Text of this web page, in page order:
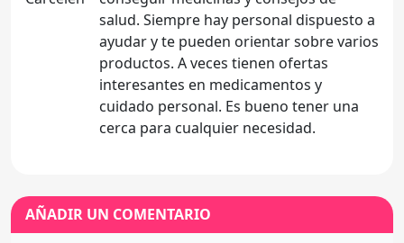
salud. Siempre hay personal dispuesto a
ayudar y te pueden orientar sobre varios
productos. A veces tienen ofertas
interesantes en medicamentos y
cuidado personal. Es bueno tener una
cerca para cualquier necesidad.
AÑADIR UN COMENTARIO